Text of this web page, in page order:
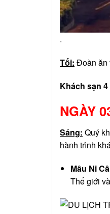
.
Tối: Đoàn ăn
Khách sạn
NGÀY
Sáng: Quý
hành trình
Mâu Ni
Thế giới